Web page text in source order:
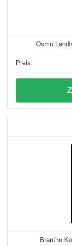
Osmo
Brantho